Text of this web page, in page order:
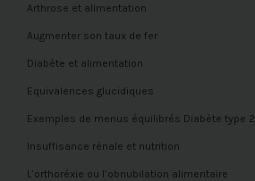
Arthrose et alimentation
Augmenter son taux de fer
Diabète et alimentation
Equivalences glucidiques
Exemples de menus équilibrés Diabète type 2
Insuffisance rénale et nutrition
L’orthoréxie ou l’obnubilation alimentaire